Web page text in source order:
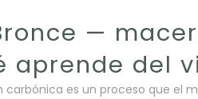
—
aprende del
carbónica es un proceso que el